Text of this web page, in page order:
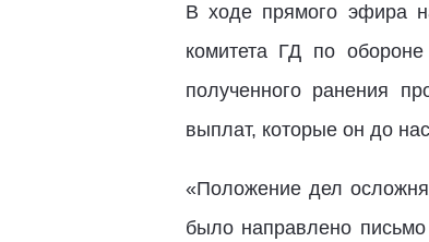
В ходе прямого эфира
комитета ГД по обороне
полученного ранения
выплат, которые он до
«Положение дел
было направлено письмо